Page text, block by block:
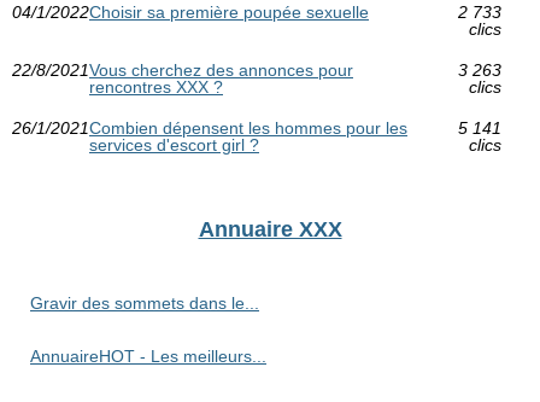
04/1/2022Choisir sa première poupée sexuelle
2 733
clics
22/8/2021Vous cherchez des annonces pour
rencontres XXX ?
3 263
clics
26/1/2021Combien dépensent les hommes pour les
services d'escort girl ?
5 141
clics
Annuaire XXX
Gravir des sommets dans le...
AnnuaireHOT - Les meilleurs...